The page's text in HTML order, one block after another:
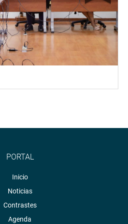
PORTAL
Inicio
Noticias
Contrastes
Agenda